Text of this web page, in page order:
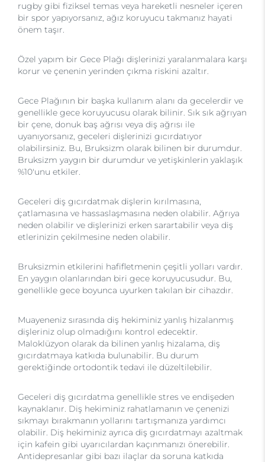
rugby gibi fiziksel temas veya hareketli nesneler içeren
bir spor yapıyorsanız, ağız koruyucu takmanız hayati
önem taşır.
Özel yapım bir Gece Plağı dişlerinizi yaralanmalara karşı
korur ve çenenin yerinden çıkma riskini azaltır.
Gece Plağının bir başka kullanım alanı da gecelerdir ve
genellikle gece koruyucusu olarak bilinir. Sık sık ağrıyan
bir çene, donuk baş ağrısı veya diş ağrısı ile
uyanıyorsanız, geceleri dişlerinizi gıcırdatıyor
olabilirsiniz. Bu, Bruksizm olarak bilinen bir durumdur.
Bruksizm yaygın bir durumdur ve yetişkinlerin yaklaşık
%10'unu etkiler.
Geceleri diş gıcırdatmak dişlerin kırılmasına,
çatlamasına ve hassaslaşmasına neden olabilir. Ağrıya
neden olabilir ve dişlerinizi erken sarartabilir veya diş
etlerinizin çekilmesine neden olabilir.
Bruksizmin etkilerini hafifletmenin çeşitli yolları vardır.
En yaygın olanlarından biri gece koruyucusudur. Bu,
genellikle gece boyunca uyurken takılan bir cihazdır.
Muayeneniz sırasında diş hekiminiz yanlış hizalanmış
dişleriniz olup olmadığını kontrol edecektir.
Maloklüzyon olarak da bilinen yanlış hizalama, diş
gıcırdatmaya katkıda bulunabilir. Bu durum
gerektiğinde ortodontik tedavi ile düzeltilebilir.
Geceleri diş gıcırdatma genellikle stres ve endişeden
kaynaklanır. Diş hekiminiz rahatlamanın ve çenenizi
sıkmayı bırakmanın yollarını tartışmanıza yardımcı
olabilir. Diş hekiminiz ayrıca diş gıcırdatmayı azaltmak
için kafein gibi uyarıcılardan kaçınmanızı önerebilir.
Antidepresanlar gibi bazı ilaçlar da soruna katkıda